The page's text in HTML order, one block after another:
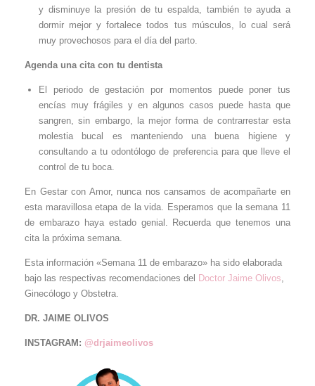
y disminuye la presión de tu espalda, también te ayuda a
dormir mejor y fortalece todos tus músculos, lo cual será
muy provechosos para el día del parto.
Agenda una cita con tu dentista
El periodo de gestación por momentos puede poner tus
encías muy frágiles y en algunos casos puede hasta que
sangren, sin embargo, la mejor forma de contrarrestar esta
molestia bucal es manteniendo una buena higiene y
consultando a tu odontólogo de preferencia para que lleve el
control de tu boca.
En Gestar con Amor, nunca nos cansamos de acompañarte en
esta maravillosa etapa de la vida. Esperamos que la semana 11
de embarazo haya estado genial. Recuerda que tenemos una
cita la próxima semana.
Esta información «Semana 11 de embarazo» ha sido elaborada
bajo las respectivas recomendaciones del Doctor Jaime Olivos,
Ginecólogo y Obstetra.
DR. JAIME OLIVOS
INSTAGRAM: @drjaimeolivos